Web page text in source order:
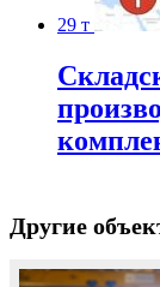
29 т
Другие